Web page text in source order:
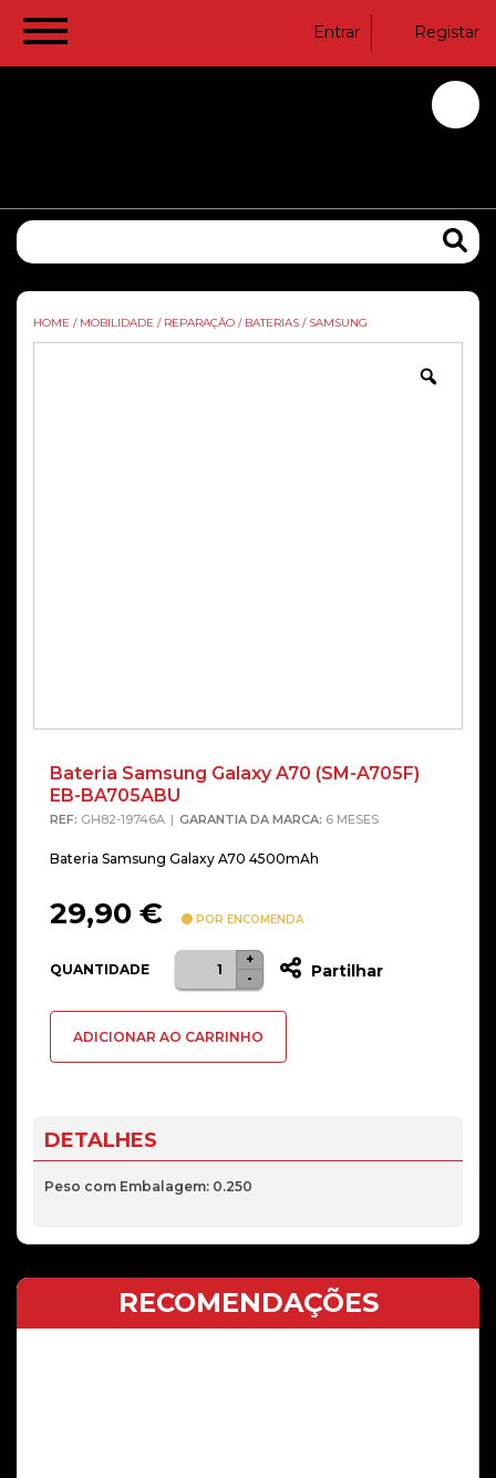
Entrar Registar
HOME / MOBILIDADE / REPARAÇÃO / BATERIAS / SAMSUNG
Bateria Samsung Galaxy A70 (SM-A705F)
EB-BA705ABU
REF: GH82-19746A GARANTIA DA MARCA: 6 MESES
Bateria Samsung Galaxy A70 4500mAh
29,90 € POR ENCOMENDA
QUANTIDADE
Quantidade
de
Samsung
A705F)
EB-
-
+
Partilhar
ADICIONAR AO CARRINHO
DETALHES
Peso com Embalagem: 0.250
RECOMENDAÇÕES